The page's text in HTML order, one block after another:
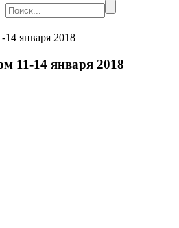
11-14 января 2018